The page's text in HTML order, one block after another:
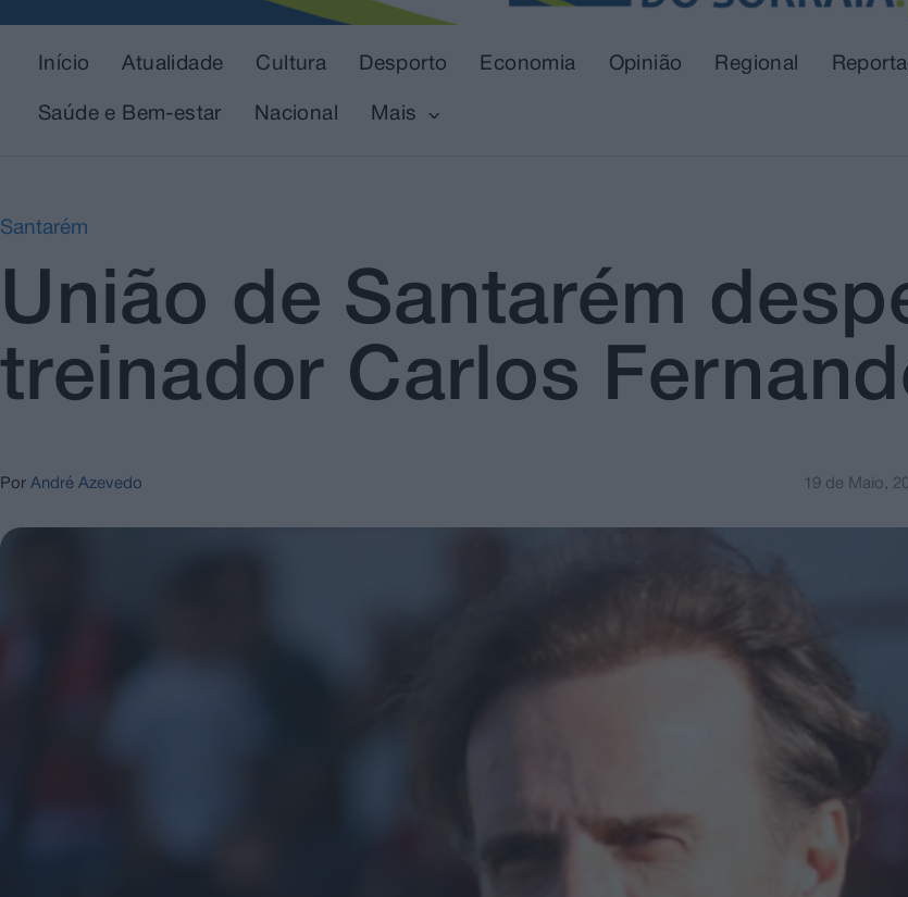
Início Atualidade Cultura Desporto Economia Opinião Regional
Saúde e Bem-estar Nacional Mais
Santarém
União de Santarém
treinador Carlos
Por André Azevedo 19 de Maio,